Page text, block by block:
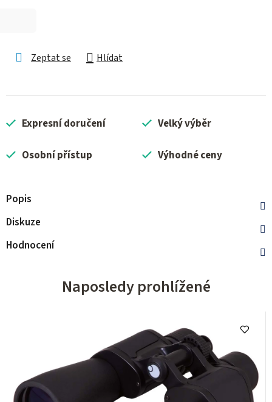
Zeptat se Hlídat
Expresní doručení Velký výběr
Osobní přístup Výhodné ceny
Popis
Diskuze
Hodnocení
Naposledy prohlížené